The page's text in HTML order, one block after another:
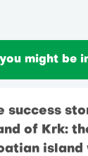
might be
success
of Krk:
island